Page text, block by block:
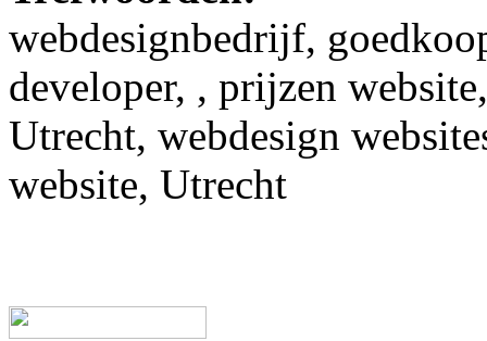
webdesignbedrijf,
developer, , prijzen
Utrecht, webdesign
website, Utrecht